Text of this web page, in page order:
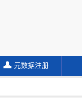
元数据注册